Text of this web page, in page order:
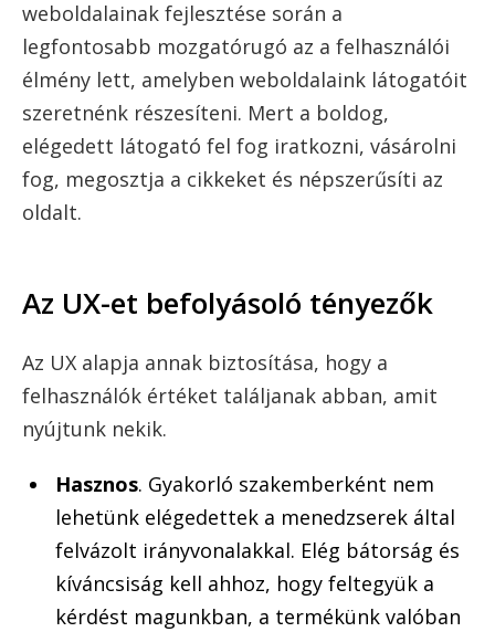
weboldalainak fejlesztése során a
legfontosabb mozgatórugó az a felhasználói
élmény lett, amelyben weboldalaink látogatóit
szeretnénk részesíteni. Mert a boldog,
elégedett látogató fel fog iratkozni, vásárolni
fog, megosztja a cikkeket és népszerűsíti az
oldalt.
Az UX-et befolyásoló tényezők
Az UX alapja annak biztosítása, hogy a
felhasználók értéket találjanak abban, amit
nyújtunk nekik.
Hasznos. Gyakorló szakemberként nem
lehetünk elégedettek a menedzserek által
felvázolt irányvonalakkal. Elég bátorság és
kíváncsiság kell ahhoz, hogy feltegyük a
kérdést magunkban, a termékünk valóban